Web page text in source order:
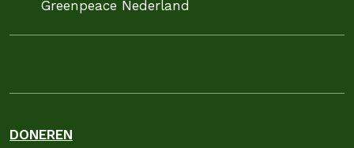
Greenpeace Nederland
DONEREN